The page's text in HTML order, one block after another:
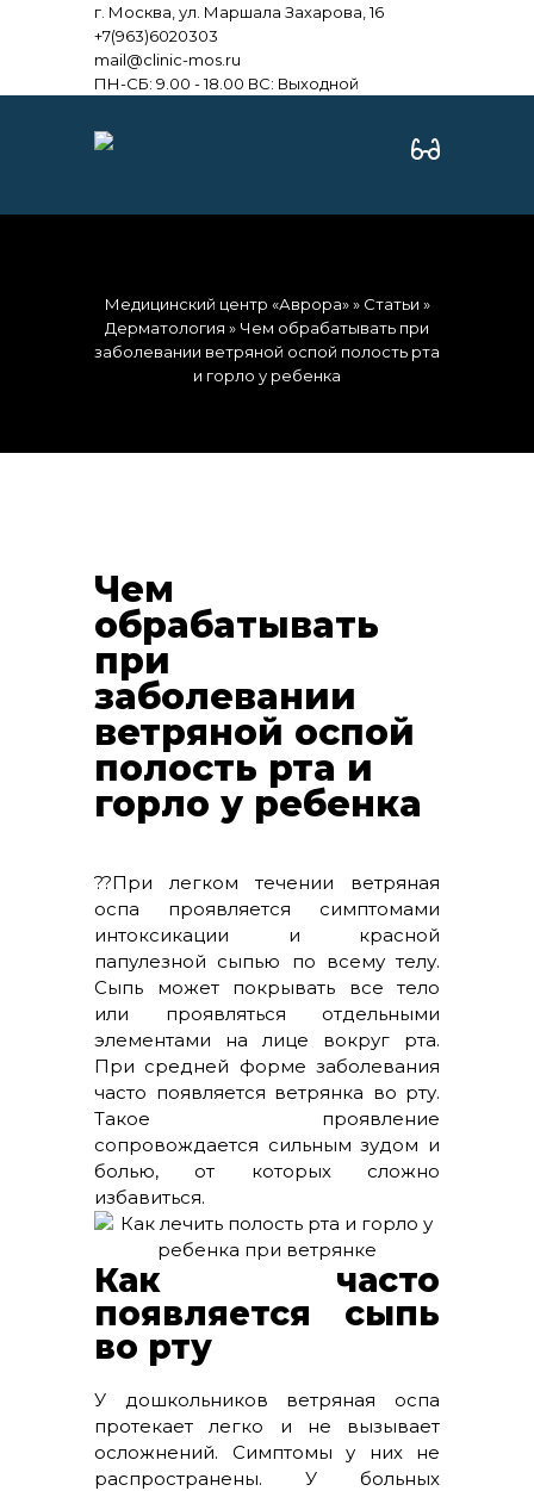
г. Москва, ул. Маршала Захарова, 16
+7(963)6020303
mail@clinic-mos.ru
ПН-СБ: 9.00 - 18.00 ВС: Выходной
Медицинский центр «Аврора»» Статьи »
Дерматология » Чем обрабатывать при
заболевании ветряной оспой полость рта
и горло у ребенка
Чем
обрабатывать
при
заболевании
ветряной оспой
полость рта и
горло у ребенка
??При легком течении ветряная
оспа проявляется симптомами
интоксикации и красной
папулезной сыпью по всему телу.
Сыпь может покрывать все тело
или проявляться отдельными
элементами на лице вокруг рта.
При средней форме заболевания
часто появляется ветрянка во рту.
Такое проявление
сопровождается сильным зудом и
болью, от которых сложно
избавиться.
Как часто
появляется сыпь
во рту
У дошкольников ветряная оспа
протекает легко и не вызывает
осложнений. Симптомы у них не
распространены. У больных